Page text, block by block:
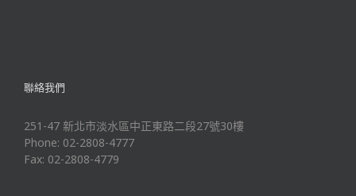
聯絡我們
251-47 新北市淡水區中正東路二段27號30樓
Phone: 02-2808-4777
Fax: 02-2808-4779